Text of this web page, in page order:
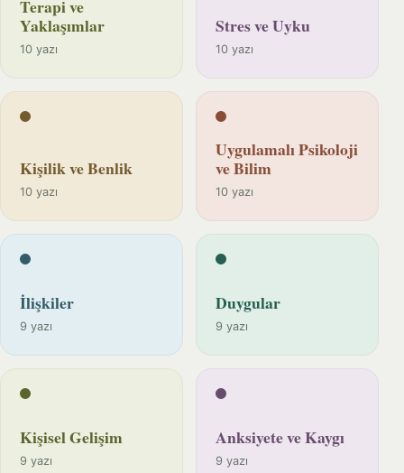
Terapi ve
Yaklaşımlar
10 yazı
Stres ve Uyku
10 yazı
Kişilik ve Benlik
10 yazı
Uygulamalı Psikoloji
ve Bilim
10 yazı
İlişkiler
9 yazı
Duygular
9 yazı
Kişisel Gelişim
9 yazı
Anksiyete ve Kaygı
9 yazı